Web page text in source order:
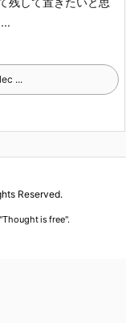
...
Reserved.
Thought is free".